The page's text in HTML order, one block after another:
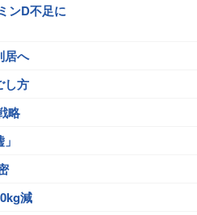
ンD不足に
居へ
し方
略
減